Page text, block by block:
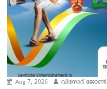
Aug 7, 2026 വിനോദ് ജോൺ